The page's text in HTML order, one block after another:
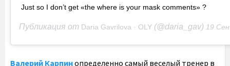
Just so I don’t get «the where is your mask comments» ?
Публикация от Daria Gavrilova · OLY (@daria_gav) 19 Сен 2020 в
Валерий Карпинопределенно самый веселый тренер в